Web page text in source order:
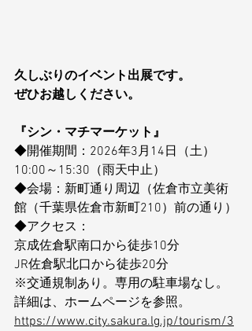
久しぶりのイベント出展です。
ぜひお越しください。
『シン・マチマーケット』
◆開催期間：2026年3月14日（土）
10:00～15:30（雨天中止）
◆会場：新町通り周辺（佐倉市立美術
館（千葉県佐倉市新町210）前の通り）
◆アクセス：
京成佐倉駅南口から徒歩10分
JR佐倉駅北口から徒歩20分
※交通規制あり。専用の駐車場なし。
詳細は、ホームページを参照。
https://www.city.sakura.lg.jp/tourism/3